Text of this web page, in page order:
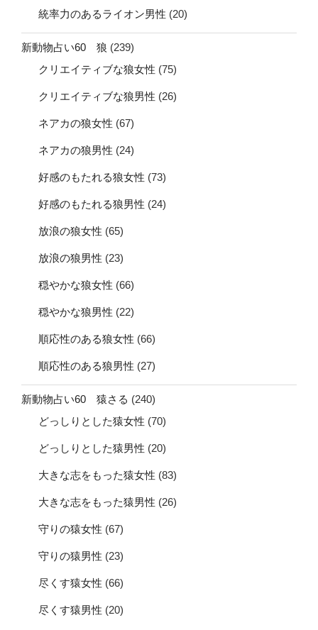
統率力のあるライオン男性 (20)
新動物占い60 狼 (239)
クリエイティブな狼女性 (75)
クリエイティブな狼男性 (26)
ネアカの狼女性 (67)
ネアカの狼男性 (24)
好感のもたれる狼女性 (73)
好感のもたれる狼男性 (24)
放浪の狼女性 (65)
放浪の狼男性 (23)
穏やかな狼女性 (66)
穏やかな狼男性 (22)
順応性のある狼女性 (66)
順応性のある狼男性 (27)
新動物占い60 猿さる (240)
どっしりとした猿女性 (70)
どっしりとした猿男性 (20)
大きな志をもった猿女性 (83)
大きな志をもった猿男性 (26)
守りの猿女性 (67)
守りの猿男性 (23)
尽くす猿女性 (66)
尽くす猿男性 (20)